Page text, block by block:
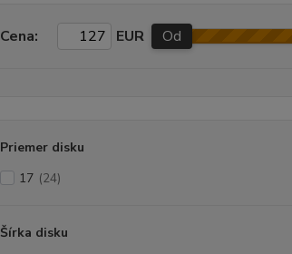
Cena: EUR Od
Priemer disku
17 (24)
Šírka disku